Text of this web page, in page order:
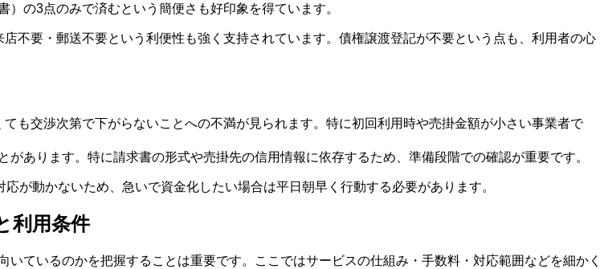
の3点のみで済むという簡便さも好印象を得ています。
不要・郵送不要という利便性も強く支持されています。債権譲渡登記が不要という点も、利用者の心
も交渉次第で下がらないことへの不満が見られます。特に初回利用時や売掛金額が小さい事業者で
あります。特に請求書の形式や売掛先の信用情報に依存するため、準備段階での確認が重要です。
が動かないため、急いで資金化したい場合は平日朝早く行動する必要があります。
利用条件
ているのかを把握することは重要です。ここではサービスの仕組み・手数料・対応範囲などを細かく